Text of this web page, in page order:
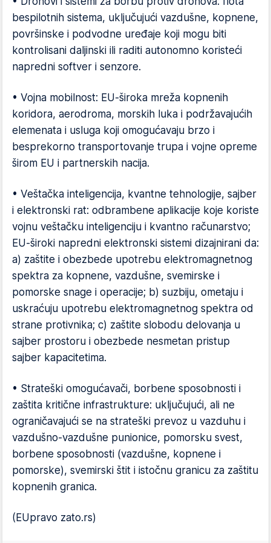
bespilotnih sistema, uključujući vazdušne, kopnene,
površinske i podvodne uređaje koji mogu biti
kontrolisani daljinski ili raditi autonomno koristeći
napredni softver i senzore.
• Vojna mobilnost: EU-široka mreža kopnenih
koridora, aerodroma, morskih luka i podržavajućih
elemenata i usluga koji omogućavaju brzo i
besprekorno transportovanje trupa i vojne opreme
širom EU i partnerskih nacija.
• Veštačka inteligencija, kvantne tehnologije, sajber
i elektronski rat: odbrambene aplikacije koje koriste
vojnu veštačku inteligenciju i kvantno računarstvo;
EU-široki napredni elektronski sistemi dizajnirani da:
a) zaštite i obezbede upotrebu elektromagnetnog
spektra za kopnene, vazdušne, svemirske i
pomorske snage i operacije; b) suzbiju, ometaju i
uskraćuju upotrebu elektromagnetnog spektra od
strane protivnika; c) zaštite slobodu delovanja u
sajber prostoru i obezbede nesmetan pristup
sajber kapacitetima.
• Strateški omogućavači, borbene sposobnosti i
zaštita kritične infrastrukture: uključujući, ali ne
ograničavajući se na strateški prevoz u vazduhu i
vazdušno-vazdušne punionice, pomorsku svest,
borbene sposobnosti (vazdušne, kopnene i
pomorske), svemirski štit i istočnu granicu za zaštitu
kopnenih granica.
(EUpravo zato.rs)